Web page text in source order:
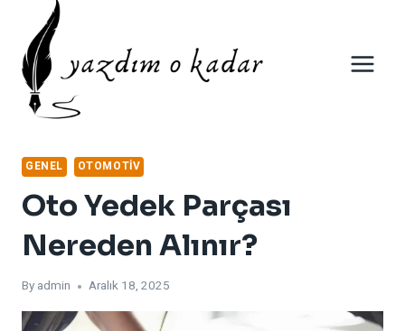
content
GENEL OTOMOTIV
Oto Yedek Parçası
Nereden Alınır?
By admin Aralık 18, 2025